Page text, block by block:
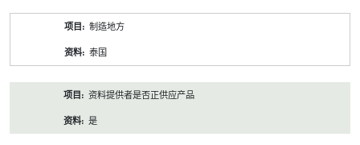
制造地方
泰国
资料提供者是否正供应产品
是